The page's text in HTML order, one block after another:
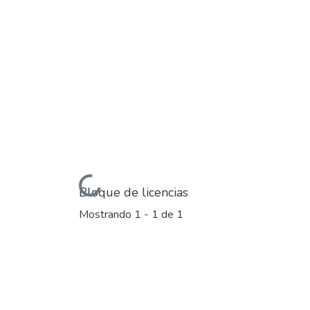
Cargando...
Bloque de licencias
Mostrando 1 - 1 de 1